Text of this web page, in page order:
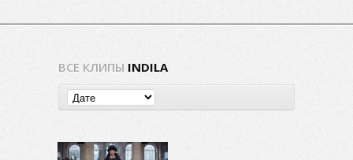
ВСЕ КЛИПЫ INDILA